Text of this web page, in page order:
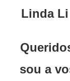
Linda Li
sou a